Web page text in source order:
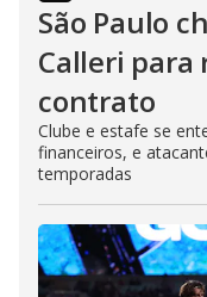
São Paulo
Calleri para
contrato
Clube e estafe se
financeiros, e
temporadas